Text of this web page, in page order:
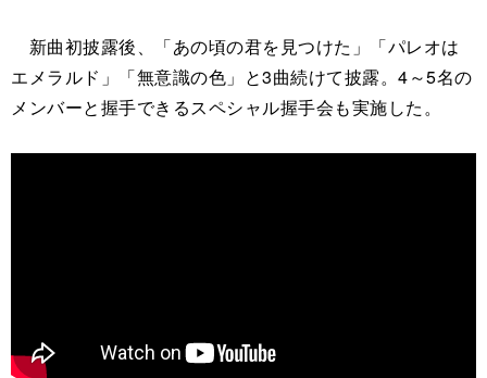
新曲初披露後、「あの頃の君を見つけた」「パレオは
エメラルド」「無意識の色」と3曲続けて披露。4～5名の
メンバーと握手できるスペシャル握手会も実施した。